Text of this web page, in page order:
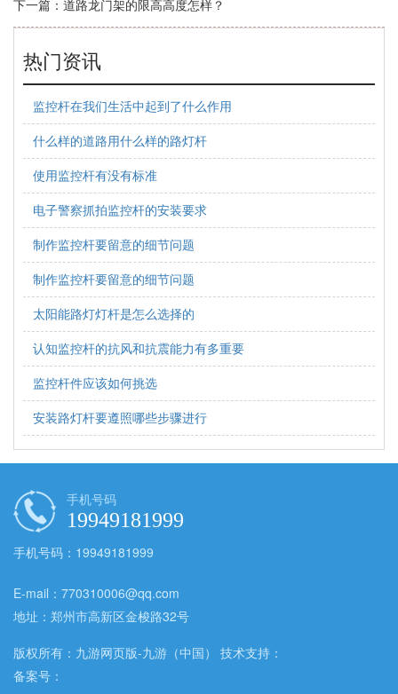
下一篇： 道路龙门架的限高高度怎样？
热门资讯
监控杆在我们生活中起到了什么作用
什么样的道路用什么样的路灯杆
使用监控杆有没有标准
电子警察抓拍监控杆的安装要求
制作监控杆要留意的细节问题
制作监控杆要留意的细节问题
太阳能路灯灯杆是怎么选择的
认知监控杆的抗风和抗震能力有多重要
监控杆件应该如何挑选
安装路灯杆要遵照哪些步骤进行
手机号码
19949181999
手机号码：19949181999
E-mail：770310006@qq.com
地址：郑州市高新区金梭路32号
版权所有：九游网页版-九游（中国） 技术支持：
备案号：